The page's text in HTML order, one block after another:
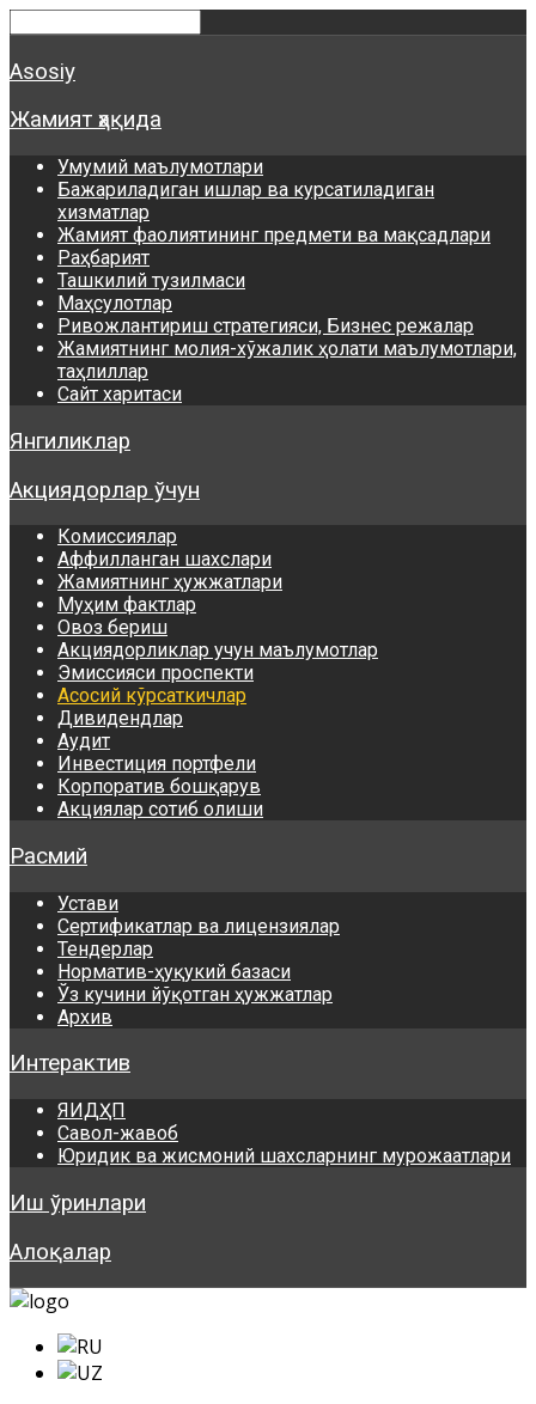
Asosiy
Жамият ҳақида
Умумий маълумотлари
Бажариладиган ишлар ва курсатиладиган
хизматлар
Жамият фаолиятининг предмети ва мақсадлари
Раҳбарият
Ташкилий тузилмаси
Маҳсулотлар
Ривожлантириш стратегияси, Бизнес режалар
Жамиятнинг молия-хўжалик ҳолати маълумотлари,
таҳлиллар
Сайт харитаси
Янгиликлар
Акциядорлар ўчун
Комиссиялар
Аффилланган шахслари
Жамиятнинг ҳужжатлари
Муҳим фактлар
Овоз бериш
Акциядорликлар учун маълумотлар
Эмиссияси проспекти
Асосий кўрсаткичлар
Дивидендлар
Аудит
Инвестиция портфели
Корпоратив бошқарув
Акциялар сотиб олиши
Расмий
Устави
Сертификатлар ва лицензиялар
Тендерлар
Норматив-ҳуқукий базаси
Ўз кучини йўқотган ҳужжатлар
Архив
Интерактив
ЯИДҲП
Савол-жавоб
Юридик ва жисмоний шахсларнинг мурожаатлари
Иш ўринлари
Алоқалар